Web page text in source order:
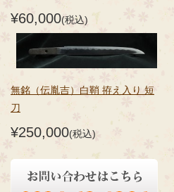
¥60,000(税込)
無銘（伝胤吉）白鞘 拵え入り 短
刀
¥250,000(税込)